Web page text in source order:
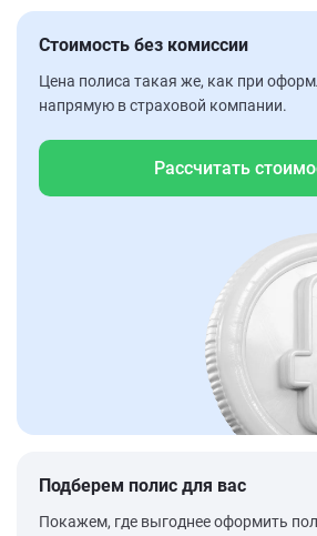
Стоимость без комиссии
Цена полиса такая же, как при
напрямую в страховой компании.
Рассчитать
Подберем полис для вас
Покажем, где выгоднее оформить